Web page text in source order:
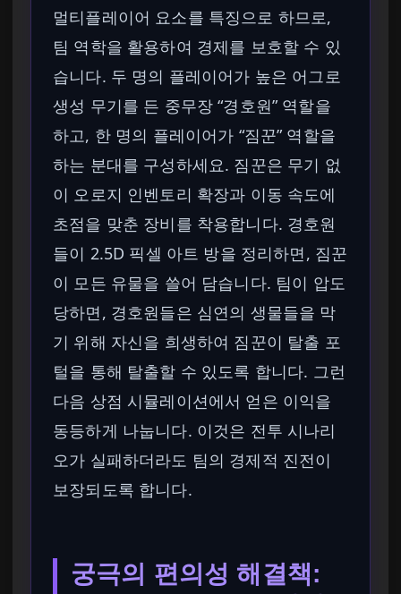
멀티플레이어 요소를 특징으로 하므로,
팀 역학을 활용하여 경제를 보호할 수 있
습니다. 두 명의 플레이어가 높은 어그로
생성 무기를 든 중무장 “경호원” 역할을
하고, 한 명의 플레이어가 “짐꾼” 역할을
하는 분대를 구성하세요. 짐꾼은 무기 없
이 오로지 인벤토리 확장과 이동 속도에
초점을 맞춘 장비를 착용합니다. 경호원
들이 2.5D 픽셀 아트 방을 정리하면, 짐꾼
이 모든 유물을 쓸어 담습니다. 팀이 압도
당하면, 경호원들은 심연의 생물들을 막
기 위해 자신을 희생하여 짐꾼이 탈출 포
털을 통해 탈출할 수 있도록 합니다. 그런
다음 상점 시뮬레이션에서 얻은 이익을
동등하게 나눕니다. 이것은 전투 시나리
오가 실패하더라도 팀의 경제적 진전이
보장되도록 합니다.
궁극의 편의성 해결책: